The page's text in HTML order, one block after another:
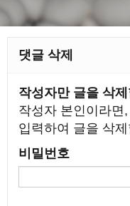
댓글 삭제
작성자만 글을 삭
작성자 본인이라면
입력하여 글을 삭
비밀번호